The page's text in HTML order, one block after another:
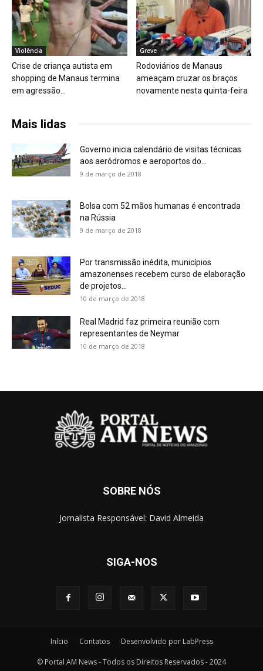
Violência
Crise de criança autista em
shopping de Manaus termina
em agressão...
Greve
Rodoviários de Manaus
ameaçam cruzar os braços
novamente nesta quinta-feira
Mais lidas
Governo inicia calendário de visitas técnicas
aos aeródromos e aeroportos do...
9 de março de 2018
Bolsa com 52 mãos humanas é encontrada
na Rússia
9 de março de 2018
Por transmissão inédita, municípios
amazonenses recebem curso de elaboração
de projetos...
10 de março de 2018
Real Madrid faz primeira reunião com
representantes de Neymar
10 de março de 2018
SOBRE NÓS
Jornalista Responsável: David Almeida
SIGA-NOS
Início Contatos Desenvolvido por LabPress
© Portal AM News - Todos os Direitos Reservados - 2024